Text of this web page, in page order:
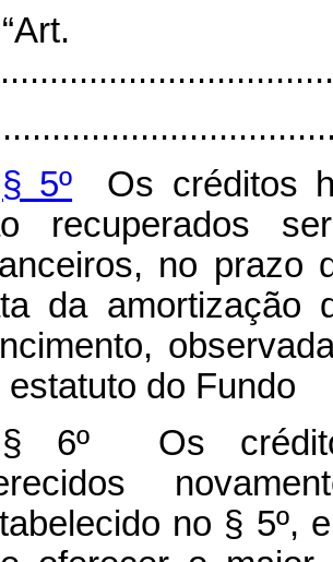
“
§ 5º Os créditos
recuperados
no prazo
da amortização
estatuto do Fundo
§ 6º Os
no § 5º,